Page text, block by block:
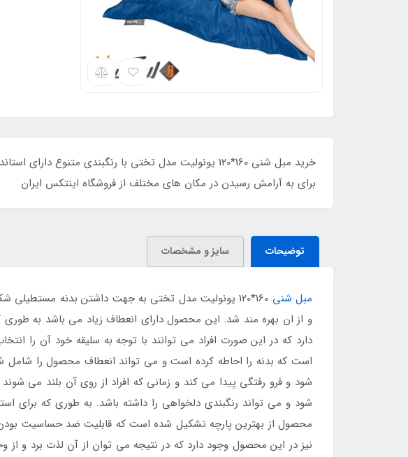
خرید مبل شنی 160*120 یونولیت مدل تختی با رنگبندی
برای به آرامش رسیدن در مکان های مختلف از فروشگاه اینتکس ایران
توضیحات سایز و مشخصات
مبل شنی
160*120 یونولیت مدل تختی به جهت داشتن بدنه
و از ان بهره مند شد. این محصول دارای انعطاف زیاد می باشد به
دارد که در این صورت افراد می توانند با توجه به سلیقه خود آن را
است که بدنه را احاطه کرده است و می تواند انعطاف محصول را شامل
شود و فرو رفتگی پیدا می کند و زمانی که افراد از روی آن بلند می
شود و می تواند رنگبندی دلخواهی را داشته باشد. به طوری که برای
محصول از بهترین پارچه تشکیل شده است که قابلیت ضد حساسیت بودن